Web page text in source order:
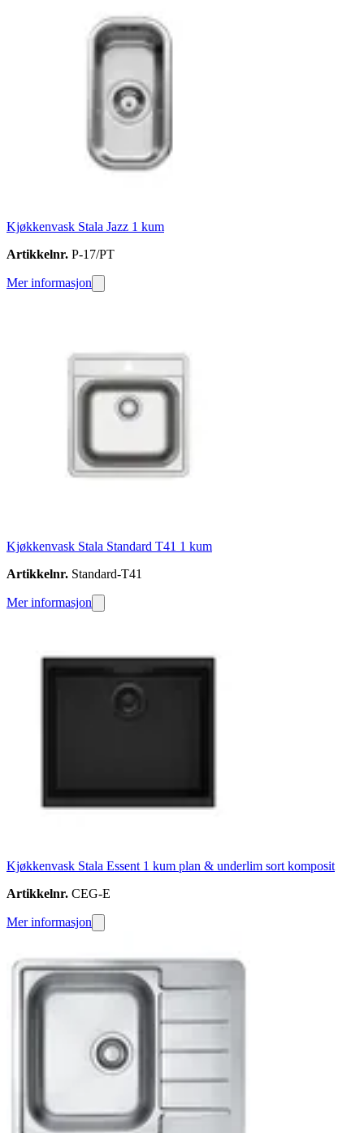
Kjøkkenvask Stala Jazz 1 kum
Artikkelnr. P-17/PT
Mer informasjon
Kjøkkenvask Stala Standard T41 1 kum
Artikkelnr. Standard-T41
Mer informasjon
Kjøkkenvask Stala Essent 1 kum plan & underlim sort komposit
Artikkelnr. CEG-E
Mer informasjon